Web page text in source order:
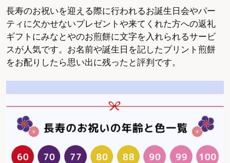
長寿のお祝いを迎える際に行われるお誕生日会やパー
ティに欠かせないプレゼントや来てくれた方への返礼
ギフトにみなとやのお煎餅に文字を入れられるサービ
スが人気です。お名前や誕生日を記したプリント煎餅
をお配りしたら思い出に残ったと評判です。